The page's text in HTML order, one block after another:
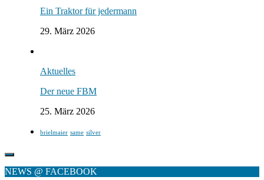
Ein Traktor für jedermann
29. März 2026
Aktuelles
Der neue FBM
25. März 2026
brielmaier same silver
NEWS @ FACEBOOK